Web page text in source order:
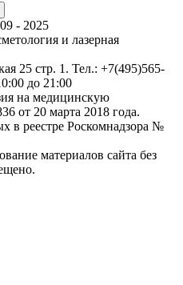
- 2025
и лазерная
25 стр. 1. Тел.: +7(495)565-
до 21:00
на медицинскую
от 20 марта 2018 года.
в реестре Роскомнадзора №
материалов сайта без